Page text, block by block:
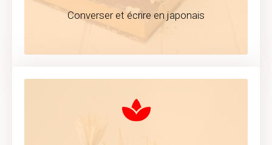
Converser et écrire en japonais